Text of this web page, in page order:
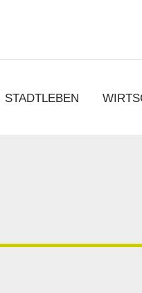
STADTLEBEN